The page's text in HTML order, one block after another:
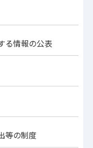
る情報の公表
等の制度